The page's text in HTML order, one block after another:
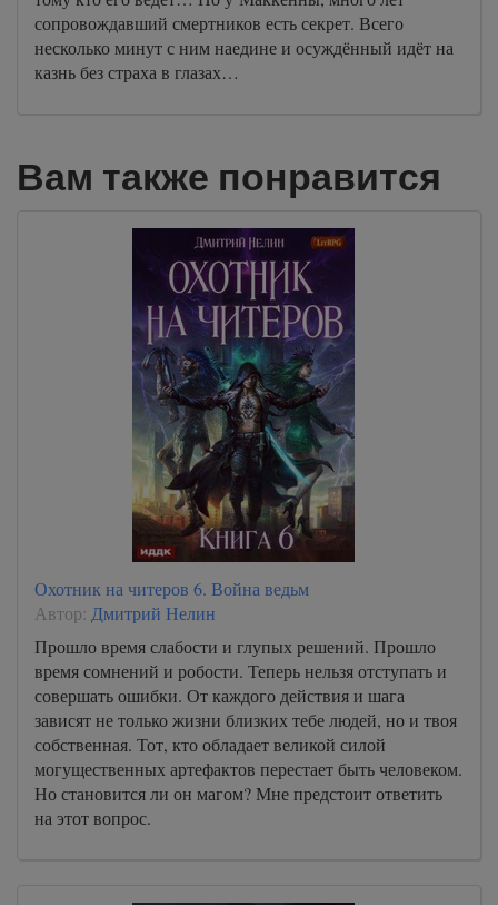
сопровождавший смертников есть секрет. Всего
несколько минут с ним наедине и осуждённый идёт на
казнь без страха в глазах…
Вам также понравится
Охотник на читеров 6. Война ведьм
Автор: Дмитрий Нелин
Прошло время слабости и глупых решений. Прошло
время сомнений и робости. Теперь нельзя отступать и
совершать ошибки. От каждого действия и шага
зависят не только жизни близких тебе людей, но и твоя
собственная. Тот, кто обладает великой силой
могущественных артефактов перестает быть человеком.
Но становится ли он магом? Мне предстоит ответить
на этот вопрос.